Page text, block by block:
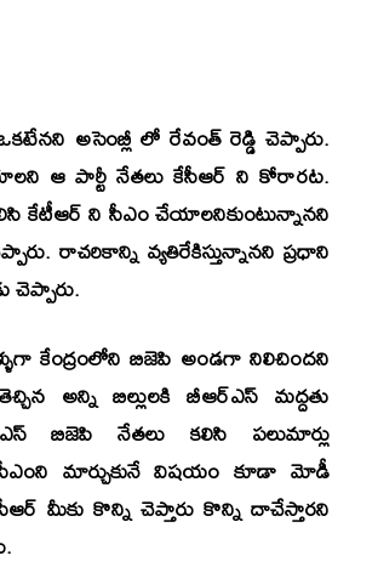
అసెంబ్లీ లో రేవంత్ రెడ్డి చెప్పారు.
ఆ పార్టీ నేతలు కేసీఆర్ ని కోరారట.
కేటీఆర్ ని సీఎం చేయాలనికుంటున్నానని
రాచరికాన్ని వ్యతిరేకిస్తున్నానని ప్రధాని
చెప్పారు.
కేంద్రంలోని బిజెపి అండగా నిలిచిందని
అన్ని బిల్లులకి బీఆర్ఎస్ మద్దతు
బిజెపి నేతలు కలిసి పలుమార్లు
సీఎంని మార్చుకునే విషయం కూడా మోడీ
మీకు కొన్ని చెప్తారు కొన్ని దాచేస్తారని